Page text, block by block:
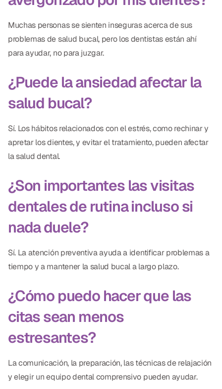
Muchas personas se sienten inseguras acerca de sus
problemas de salud bucal, pero los dentistas están ahí
para ayudar, no para juzgar.
¿Puede la ansiedad afectar la
salud bucal?
Sí. Los hábitos relacionados con el estrés, como rechinar y
apretar los dientes, y evitar el tratamiento, pueden afectar
la salud dental.
¿Son importantes las visitas
dentales de rutina incluso si
nada duele?
Sí. La atención preventiva ayuda a identificar problemas a
tiempo y a mantener la salud bucal a largo plazo.
¿Cómo puedo hacer que las
citas sean menos
estresantes?
La comunicación, la preparación, las técnicas de relajación
y elegir un equipo dental comprensivo pueden ayudar.